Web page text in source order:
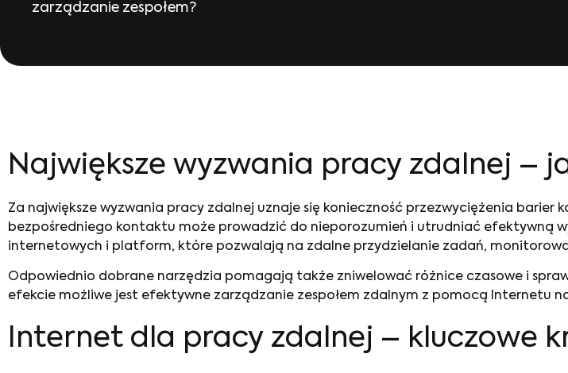
zarządzanie zespołem?
Największe wyzwania pracy zdalnej –
Za największe wyzwania pracy zdalnej uznaje się konieczność przezwyciężenia barier
bezpośredniego kontaktu może prowadzić do nieporozumień i utrudniać efektywną
internetowych i platform, które pozwalają na zdalne przydzielanie zadań,
Odpowiednio dobrane narzędzia pomagają także zniwelować różnice czasowe i
efekcie możliwe jest efektywne zarządzanie zespołem zdalnym z pomocą Internetu
Internet dla pracy zdalnej – kluczowe